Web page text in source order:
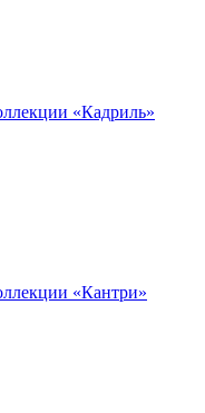
«Кадриль»
«Кантри»